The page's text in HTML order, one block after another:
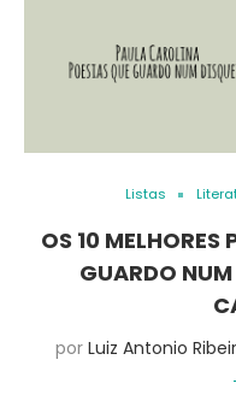
Listas
OS 10 MELHORES
GUARDO
por Luiz Antonio